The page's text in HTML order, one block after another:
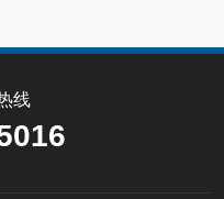
可逆衰减。分子筛受潮
线